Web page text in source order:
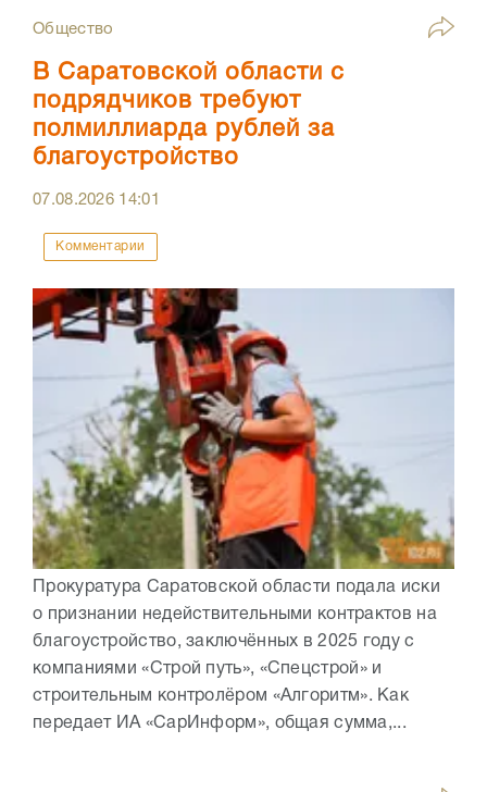
Общество
В Саратовской области с
подрядчиков требуют
полмиллиарда рублей за
благоустройство
07.08.2026 14:01
Комментарии
Прокуратура Саратовской области подала иски
о признании недействительными контрактов на
благоустройство, заключённых в 2025 году с
компаниями «Строй путь», «Спецстрой» и
строительным контролёром «Алгоритм». Как
передает ИА «СарИнформ», общая сумма,...